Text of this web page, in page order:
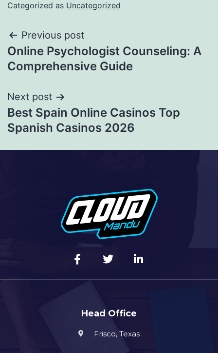
Categorized as Uncategorized
Previous post
Online Psychologist Counseling: A
Comprehensive Guide
Next post
Best Spain Online Casinos Top
Spanish Casinos 2026
Head Office
Frisco, Texas